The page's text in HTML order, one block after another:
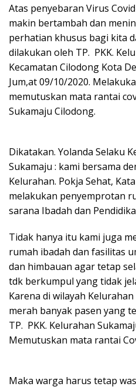
Atas penyebaran Virus
makin bertambah dan
perhatian khusus bagi kita
dilakukan oleh TP. PKK.
Kecamatan Cilodong Kota
Jum,at 09/10/2020.
memutuskan mata rantai
Sukamaju Cilodong.
Dikatakan. Yolanda Selaku
Sukamaju : kami bersama
Kelurahan. Pokja Sehat,
melakukan penyemprotan
sarana Ibadah dan
Tidak hanya itu kami juga
rumah ibadah dan fasilitas
dan himbauan agar tetap
tdk berkumpul yang tidak
Karena di wilayah
merah banyak pasen yang
TP. PKK. Kelurahan
Memutuskan mata rantai
Maka warga harus tetap